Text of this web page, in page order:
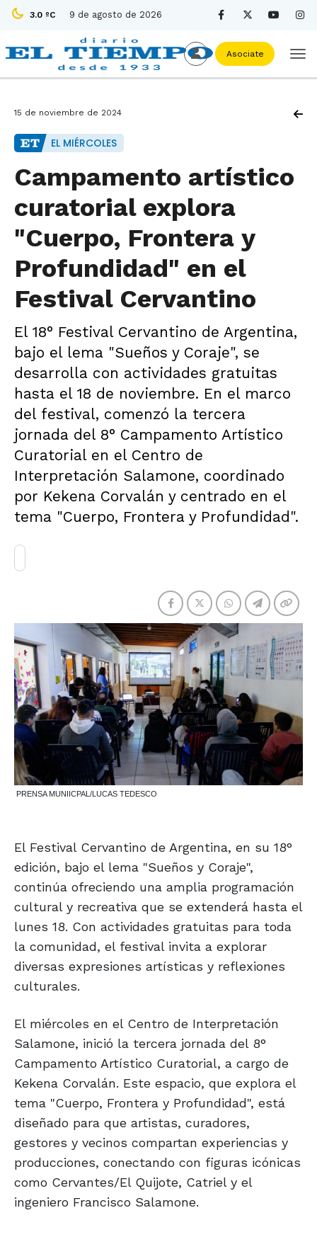
3.0 ºC 9 de agosto de 2026
Asociate
15 de noviembre de 2024
EL MIÉRCOLES
Campamento artístico
curatorial explora
"Cuerpo, Frontera y
Profundidad" en el
Festival Cervantino
El 18° Festival Cervantino de Argentina,
bajo el lema "Sueños y Coraje", se
desarrolla con actividades gratuitas
hasta el 18 de noviembre. En el marco
del festival, comenzó la tercera
jornada del 8° Campamento Artístico
Curatorial en el Centro de
Interpretación Salamone, coordinado
por Kekena Corvalán y centrado en el
tema "Cuerpo, Frontera y Profundidad".
PRENSA MUNIICPAL/LUCAS TEDESCO
El Festival Cervantino de Argentina, en su 18°
edición, bajo el lema "Sueños y Coraje",
continúa ofreciendo una amplia programación
cultural y recreativa que se extenderá hasta el
lunes 18. Con actividades gratuitas para toda
la comunidad, el festival invita a explorar
diversas expresiones artísticas y reflexiones
culturales.
El miércoles en el Centro de Interpretación
Salamone, inició la tercera jornada del 8°
Campamento Artístico Curatorial, a cargo de
Kekena Corvalán. Este espacio, que explora el
tema "Cuerpo, Frontera y Profundidad", está
diseñado para que artistas, curadores,
gestores y vecinos compartan experiencias y
producciones, conectando con figuras icónicas
como Cervantes/El Quijote, Catriel y el
ingeniero Francisco Salamone.